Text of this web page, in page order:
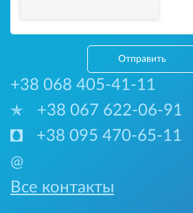
Отправить
+38 068 405-41-11
+38 067 622-06-91
+38 095 470-65-11
@
Все контакты